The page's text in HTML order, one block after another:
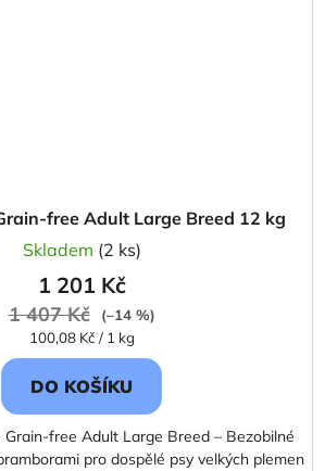
free Adult Large Breed 12 kg
Skladem (2 ks)
1 201 Kč
1 407 Kč
(–14 %)
Měrná
cena:
100,08 Kč / 1 kg
DO KOŠÍKU
free Adult Large Breed – Bezobilné
pro dospělé psy velkých plemen